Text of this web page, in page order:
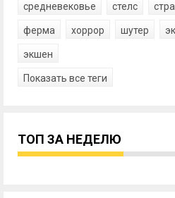
средневековье стелс
ферма хоррор шутер
экшен
Показать все теги
ТОП ЗА НЕДЕЛЮ